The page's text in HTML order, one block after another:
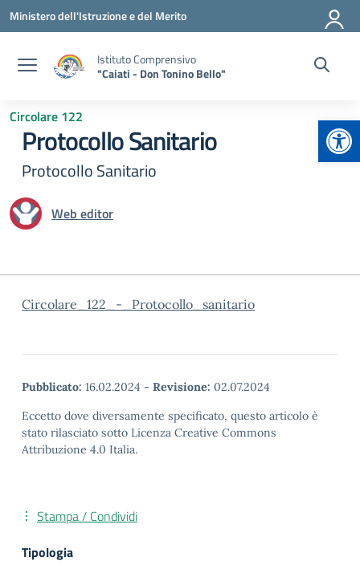
Vai ai contenuti
Vai al menu di navigazione
Vai al footer
Ministero dell'Istruzione e del Merito
Istituto Comprensivo
"Caiati - Don Tonino Bello"
Circolare 122
Protocollo Sanitario
Protocollo Sanitario
Web editor
Circolare_122_-_Protocollo_sanitario
Pubblicato: 16.02.2024 - Revisione: 02.07.2024
Eccetto dove diversamente specificato, questo articolo è
stato rilasciato sotto Licenza Creative Commons
Attribuzione 4.0 Italia.
Stampa / Condividi
Tipologia